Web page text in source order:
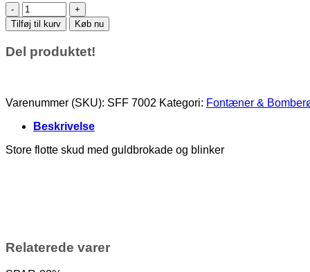
Goldpower
Bomberør
30
mm.
antal
Tilføj til kurv Køb nu
Del produktet!
Varenummer (SKU): SFF 7002 Kategori: Fontæner &
Beskrivelse
Store flotte skud med guldbrokade og blinker
Relaterede varer